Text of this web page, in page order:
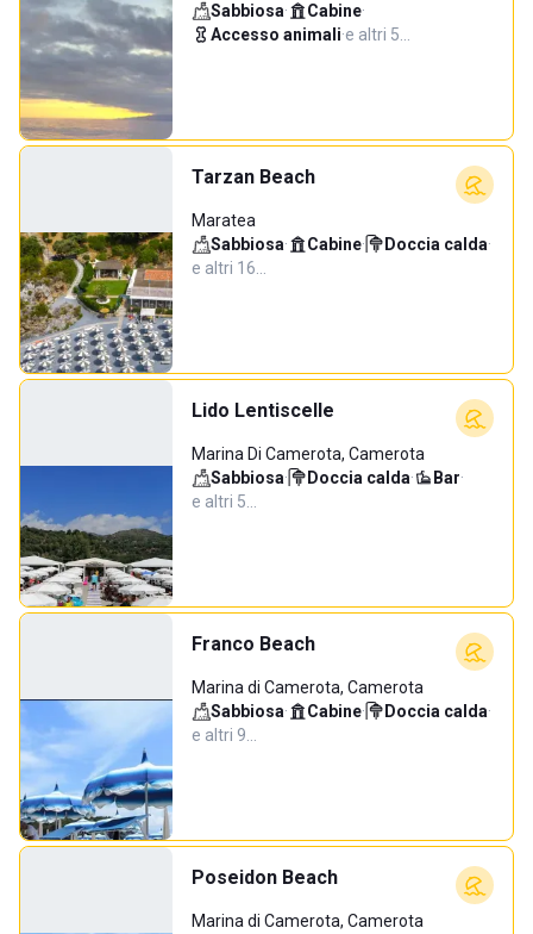
Sabbiosa· Cabine·
Accesso animali·e altri 5…
Tarzan Beach
Maratea
Sabbiosa· Cabine· Doccia calda·
e altri 16…
Lido Lentiscelle
Marina Di Camerota, Camerota
Sabbiosa· Doccia calda· Bar·
e altri 5…
Franco Beach
Marina di Camerota, Camerota
Sabbiosa· Cabine· Doccia calda·
e altri 9…
Poseidon Beach
Marina di Camerota, Camerota